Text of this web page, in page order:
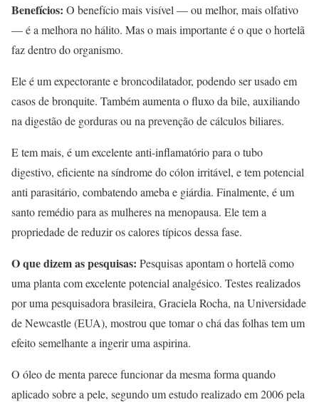
Benefícios: O benefício mais visível — ou melhor, mais olfativo
— é a melhora no hálito. Mas o mais importante é o que o hortelã
faz dentro do organismo.
Ele é um expectorante e broncodilatador, podendo ser usado em
casos de bronquite. Também aumenta o fluxo da bile, auxiliando
na digestão de gorduras ou na prevenção de cálculos biliares.
E tem mais, é um excelente anti-inflamatório para o tubo
digestivo, eficiente na síndrome do cólon irritável, e tem potencial
anti parasitário, combatendo ameba e giárdia. Finalmente, é um
santo remédio para as mulheres na menopausa. Ele tem a
propriedade de reduzir os calores típicos dessa fase.
O que dizem as pesquisas: Pesquisas apontam o hortelã como
uma planta com excelente potencial analgésico. Testes realizados
por uma pesquisadora brasileira, Graciela Rocha, na Universidade
de Newcastle (EUA), mostrou que tomar o chá das folhas tem um
efeito semelhante a ingerir uma aspirina.
O óleo de menta parece funcionar da mesma forma quando
aplicado sobre a pele, segundo um estudo realizado em 2006 pela